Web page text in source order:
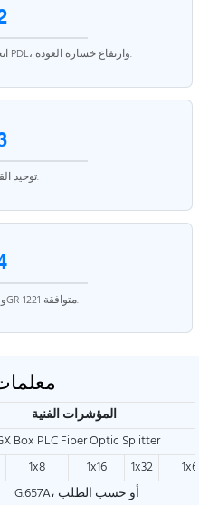
انخفاض خسارة الإدراج، وانخفاض PDL، وارتفاع خسارة العودة.
توحيد القناة ممتازة.
Telcordia GR-1209 وGR-1221 متوافقة.
Box PLC Fiber Optic Splitter
1x8 1x16 1x32
G.657A، أو حسب الطلب